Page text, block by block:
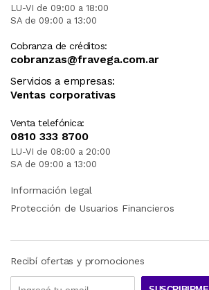
LU-VI de 09:00 a 18:00
SA de 09:00 a 13:00
Cobranza de créditos:
cobranzas@fravega.com.ar
Servicios a empresas:
Ventas corporativas
Venta telefónica:
0810 333 8700
LU-VI de 08:00 a 20:00
SA de 09:00 a 13:00
Información legal
Protección de Usuarios Financieros
Recibí ofertas y promociones